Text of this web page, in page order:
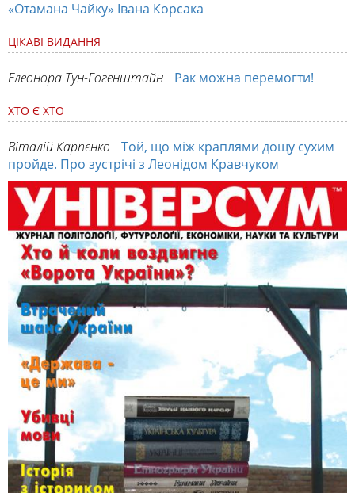
«Отамана Чайку» Івана Корсака
ЦІКАВІ ВИДАННЯ
Елеонора Тун-Гогенштайн Рак можна перемогти!
ХТО Є ХТО
Віталій Карпенко
Той, що між краплями дощу сухим
пройде. Про зустрічі з Леонідом Кравчуком